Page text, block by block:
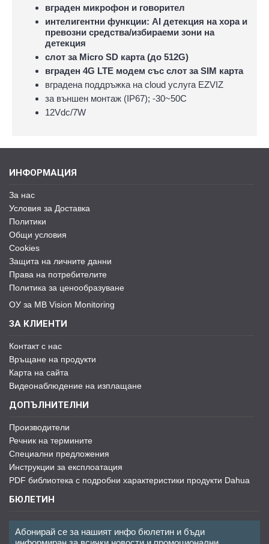
вграден микрофон и говорител
интелигентни функции: AI детекция на хора и
превозни средства/избираеми зони на
детекция
слот за Micro SD карта (до 512G)
вграден 4G LTE модем със слот за SIM карта
вградена поддръжка на cloud услуга EZVIZ
за външен монтаж (IP67); -30~50C
12Vdc/7W
ИНФОРМАЦИЯ
За нас
Условия за Доставка
Политики
Общи условия
Cookies
Защита на личните данни
Права на потребителите
Политика за ценообразуване
ОУ за MB Vision Monitoring
ЗА КЛИЕНТИ
Контакт с нас
Връщане на продукти
Карта на сайта
Видеонаблюдение на изплащане
ДОПЪЛНИТЕЛНИ
Производители
Речник на термините
Специални предложения
Инструкции за експлоатация
PDF библиотека с подробни характеристики продукти Dahua
БЮЛЕТИН
Абонирай се за нашият инфо бюлетин и бъди